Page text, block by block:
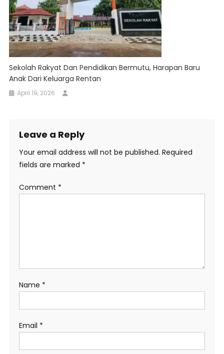
Sekolah Rakyat Dan Pendidikan Bermutu, Harapan Baru
Anak Dari Keluarga Rentan
April 19, 2026
Leave a Reply
Your email address will not be published. Required
fields are marked *
Comment *
Name *
Email *